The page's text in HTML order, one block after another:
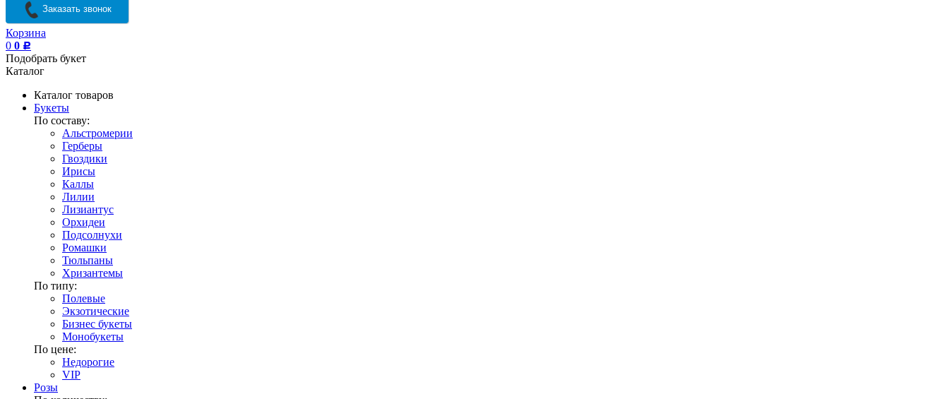
Заказать звонок
Корзина
0 0 Р
Подобрать букет
Каталог
Каталог товаров
Букеты
По составу:
Альстромерии
Герберы
Гвоздики
Ирисы
Каллы
Лилии
Лизиантус
Орхидеи
Подсолнухи
Ромашки
Тюльпаны
Хризантемы
По типу:
Полевые
Экзотические
Бизнес букеты
Монобукеты
По цене:
Недорогие
VIP
Розы